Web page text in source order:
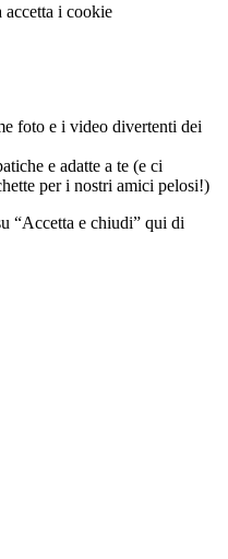
accetta i cookie
foto e i video divertenti dei
e adatte a te (e ci
per i nostri amici pelosi!)
“Accetta e chiudi” qui di